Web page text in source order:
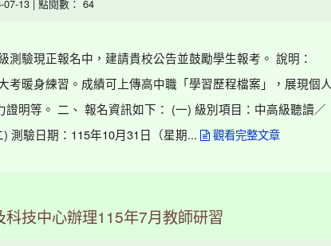
07-13 | 點閱數： 64
測驗現正報名中，建請貴校公告並鼓勵學生報考。 說明：
考暖身練習。成績可上傳高中職「學習歷程檔案」，展現個人
證明等。 二、 報名資訊如下： (一) 級別項目：中高級聽讀／
測驗日期：115年10月31日（星期...
觀看完整文章
科技中心辦理115年7月教師研習